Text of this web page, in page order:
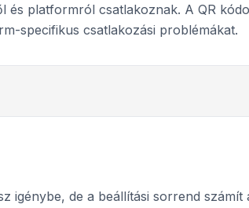
és platformról csatlakoznak. A QR
specifikus csatlakozási problémákat.
igénybe, de a beállítási sorrend számít